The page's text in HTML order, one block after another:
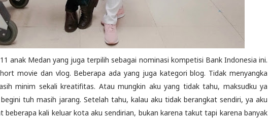
anak Medan yang juga terpilih sebagai nominasi kompetisi Bank Indonesia ini.
movie dan vlog. Beberapa ada yang juga kategori blog. Tidak menyangka
minim sekali kreatifitas. Atau mungkin aku yang tidak tahu, maksudku ya
tuh masih jarang. Setelah tahu, kalau aku tidak berangkat sendiri, ya aku
beberapa kali keluar kota aku sendirian, bukan karena takut tapi karena banyak